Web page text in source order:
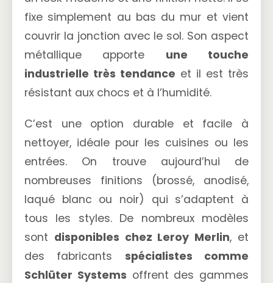
fixe simplement au bas du mur et vient
couvrir la jonction avec le sol. Son aspect
métallique apporte une touche
industrielle très tendance et il est très
résistant aux chocs et à l’humidité.
C’est une option durable et facile à
nettoyer, idéale pour les cuisines ou les
entrées. On trouve aujourd’hui de
nombreuses finitions (brossé, anodisé,
laqué blanc ou noir) qui s’adaptent à
tous les styles. De nombreux modèles
sont disponibles chez Leroy Merlin, et
des fabricants spécialistes comme
Schlüter Systems offrent des gammes